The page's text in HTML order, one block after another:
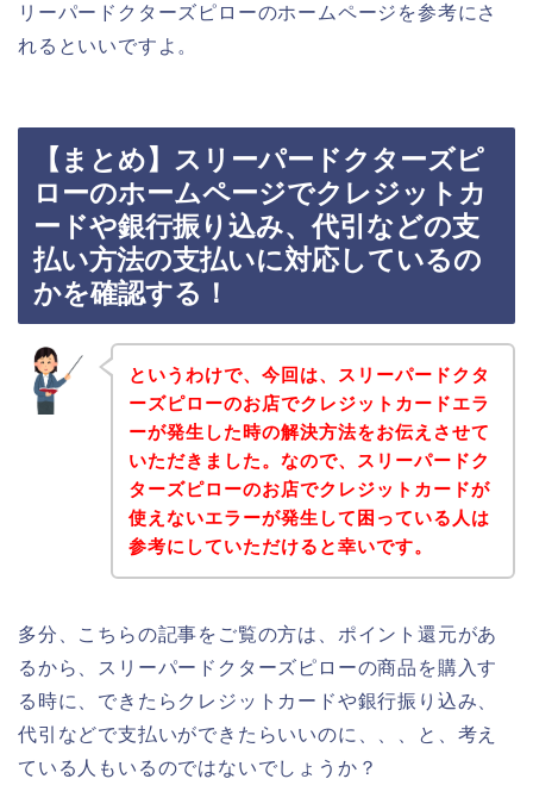
リーパードクターズピローのホームページを参考にさ
れるといいですよ。
【まとめ】スリーパードクターズピ
ローのホームページでクレジットカ
ードや銀行振り込み、代引などの支
払い方法の支払いに対応しているの
かを確認する！
というわけで、今回は、スリーパードクタ
ーズピローのお店でクレジットカードエラ
ーが発生した時の解決方法をお伝えさせて
いただきました。なので、スリーパードク
ターズピローのお店でクレジットカードが
使えないエラーが発生して困っている人は
参考にしていただけると幸いです。
多分、こちらの記事をご覧の方は、ポイント還元があ
るから、スリーパードクターズピローの商品を購入す
る時に、できたらクレジットカードや銀行振り込み、
代引などで支払いができたらいいのに、、、と、考え
ている人もいるのではないでしょうか？